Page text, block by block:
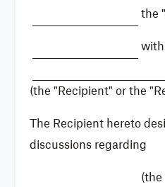
the
with
(the "Recipient" or the
The Recipient hereto
discussions regarding
(the